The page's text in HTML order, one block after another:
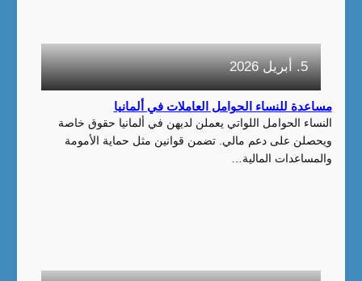
5. أبريل 2026
مساعدة للنساء الحوامل العاملات في ألمانيا
النساء الحوامل اللواتي يعملن لديهن في ألمانيا حقوق خاصة
ويحصلن على دعم مالي. تضمن قوانين مثل حماية الأمومة
والمساعدات المالية…